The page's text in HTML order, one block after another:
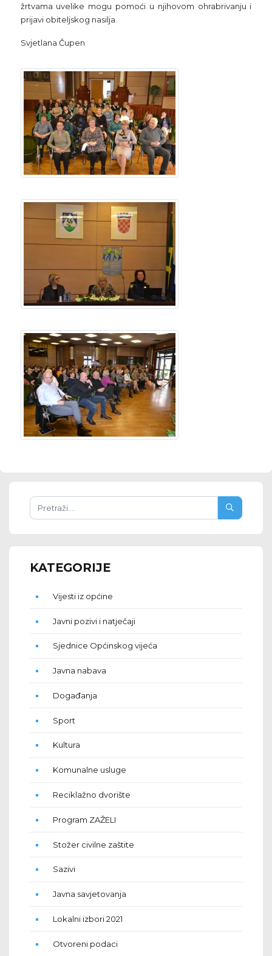
žrtvama uvelike mogu pomoći u njihovom ohrabrivanju i
prijavi obiteljskog nasilja.
Svjetlana Čupen
KATEGORIJE
Vijesti iz općine
Javni pozivi i natječaji
Sjednice Općinskog vijeća
Javna nabava
Događanja
Sport
Kultura
Komunalne usluge
Reciklažno dvorište
Program ZAŽELI
Stožer civilne zaštite
Sazivi
Javna savjetovanja
Lokalni izbori 2021
Otvoreni podaci